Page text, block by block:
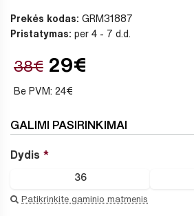
Prekės kodas: GRM31887
Pristatymas: per 4 - 7 d.d.
38€ 29€
Be PVM: 24€
GALIMI PASIRINKIMAI
Dydis
36
Patikrinkite gaminio matmenis